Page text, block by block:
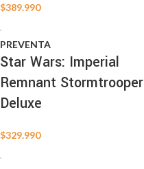
$389.990
PREVENTA
Star Wars: Imperial
Remnant Stormtrooper
Deluxe
$329.990